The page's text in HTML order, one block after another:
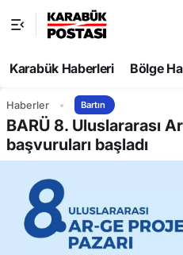
Karabük Haberleri Bölge
Haberler Bartın
BARÜ 8. Uluslararası
başvuruları başladı